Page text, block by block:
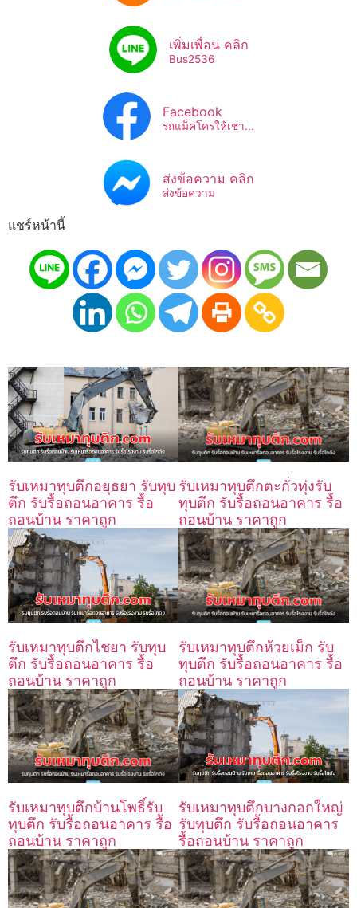
เพิ่มเพื่อน คลิก
Bus2536​
Facebook
รถแม็คโครให้เช่า...
ส่งข้อความ คลิก
ส่งข้อความ
แชร์หน้านี้
รับเหมาทุบตึกอยุธยา รับทุบ
ตึก รับรื้อถอนอาคาร รื้อ
ถอนบ้าน ราคาถูก
รับเหมาทุบตึกตะกั่วทุ่งรับ
ทุบตึก รับรื้อถอนอาคาร รื้อ
ถอนบ้าน ราคาถูก
รับเหมาทุบตึกไชยา รับทุบ
ตึก รับรื้อถอนอาคาร รื้อ
ถอนบ้าน ราคาถูก
รับเหมาทุบตึกห้วยเม็ก รับ
ทุบตึก รับรื้อถอนอาคาร รื้อ
ถอนบ้าน ราคาถูก
รับเหมาทุบตึกบ้านโพธิ์รับ
ทุบตึก รับรื้อถอนอาคาร รื้อ
ถอนบ้าน ราคาถูก
รับเหมาทุบตึกบางกอกใหญ่
รับทุบตึก รับรื้อถอนอาคาร
รื้อถอนบ้าน ราคาถูก